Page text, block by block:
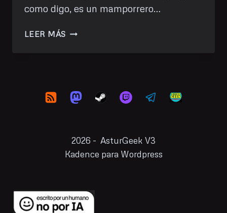
como digo, es un mamporrero…
LEER MÁS PROBANDO:
OF
VIOLENCE
2026 - AsturGeek V3
Kadence para Wordpress